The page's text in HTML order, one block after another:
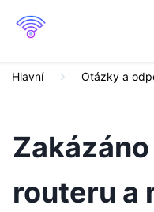
Hlavní Otázky a
routeru a